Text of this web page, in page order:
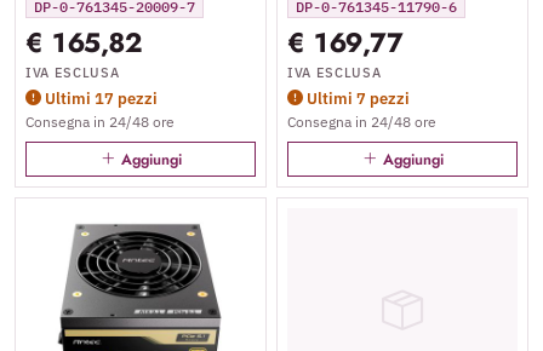
DP-0-761345-20009-7
€ 165,82
IVA ESCLUSA
Ultimi 17 pezzi
Consegna in 24/48 ore
Aggiungi
DP-0-761345-11790-6
€ 169,77
IVA ESCLUSA
Ultimi 7 pezzi
Consegna in 24/48 ore
Aggiungi